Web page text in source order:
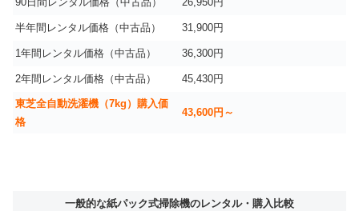
半年間レンタル価格（中古品） 31,900円
1年間レンタル価格（中古品） 36,300円
2年間レンタル価格（中古品） 45,430円
東芝全自動洗濯機（7kg）購入価
格
43,600円～
一般的な紙パック式掃除機のレンタル・購入比較